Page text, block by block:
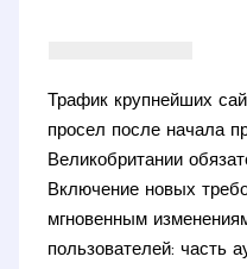
Трафик крупнейших
просел после начала
Великобритании
Включение новых
мгновенным
пользователей: часть